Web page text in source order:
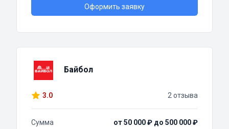
Оформить заявку
Байбол
3.0 2 отзыва
Сумма
от 50 000 ₽ до 500 000 ₽